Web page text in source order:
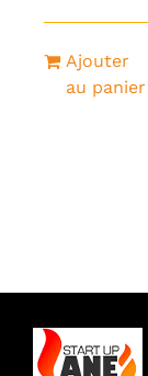
Ajouter
au panier